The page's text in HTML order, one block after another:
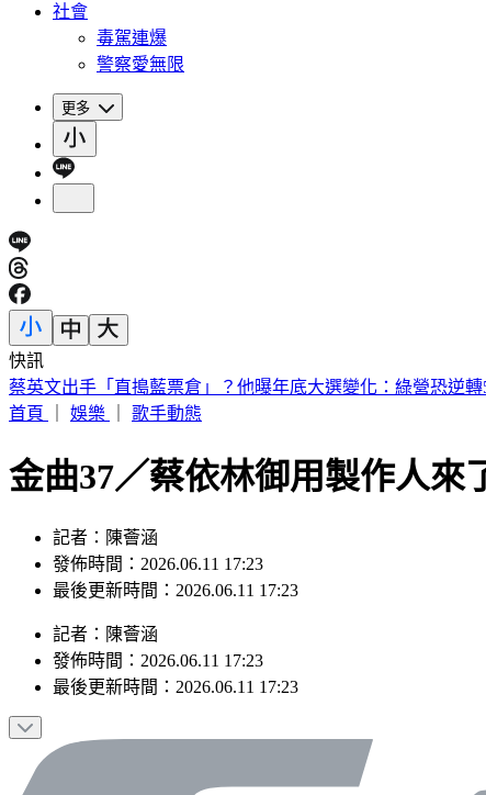
社會
毒駕連爆
警察愛無限
更多
快訊
台灣「文化巨擘」蕭在淦辭世！享嵩壽100歲 一生獲獎無數
首頁
娛樂 歌手動態
金曲37／蔡依林御用製作人
記者：陳薈涵
發佈時間：2026.06.11 17:23
最後更新時間：2026.06.11 17:23
記者 ： 陳薈涵
發佈時間： 2026.06.11 17:23
最後更新時間： 2026.06.11 17:23